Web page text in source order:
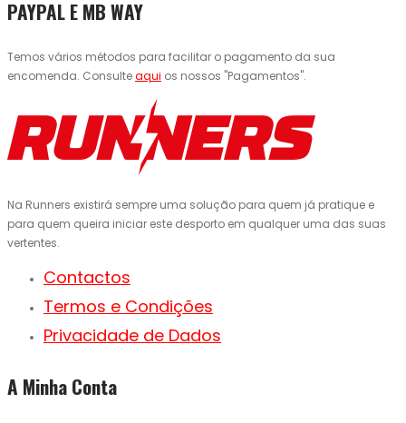
PAYPAL E MB WAY
Temos vários métodos para facilitar o pagamento da sua
encomenda. Consulteaqui os nossos "Pagamentos".
Na Runners existirá sempre uma solução para quem já pratique e
para quem queira iniciar este desporto em qualquer uma das suas
vertentes.
Contactos
Termos e Condições
Privacidade de Dados
A Minha Conta